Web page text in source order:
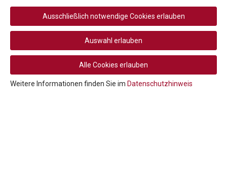
Fit für die Prüfung - Pharmareferent:innen Vorbereitungskurs
Newsletteranmeldung
Social
Ausschließlich notwendige Cookies erlauben
Auswahl erlauben
Alle Cookies erlauben
Weitere Informationen finden Sie im Datenschutzhinweis